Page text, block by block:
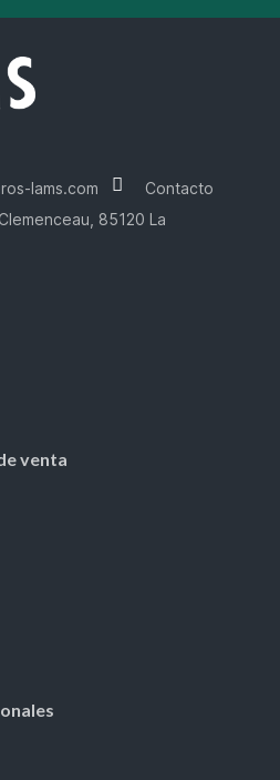
lams.com
Contacto
85120 La
venta